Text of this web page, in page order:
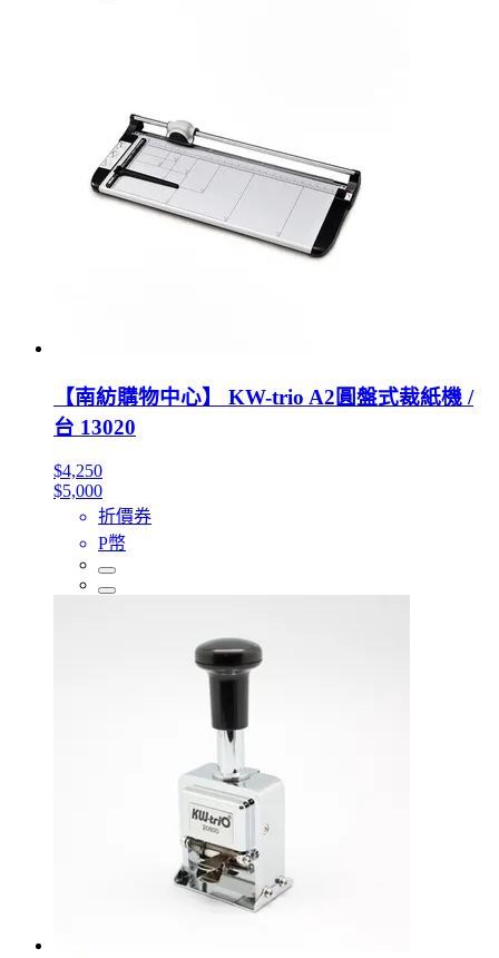
【南紡購物中心】 KW-trio A2圓盤式裁紙機 /
台 13020
$4,250
$5,000
折價券
P幣